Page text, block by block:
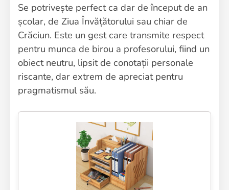
Se potrivește perfect ca dar de început de an
școlar, de Ziua Învățătorului sau chiar de
Crăciun. Este un gest care transmite respect
pentru munca de birou a profesorului, fiind un
obiect neutru, lipsit de conotații personale
riscante, dar extrem de apreciat pentru
pragmatismul său.